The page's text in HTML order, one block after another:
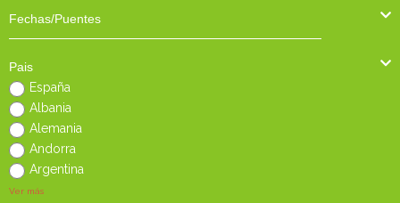
Fechas/Puentes
Pais
España
Albania
Alemania
Andorra
Argentina
Ver más